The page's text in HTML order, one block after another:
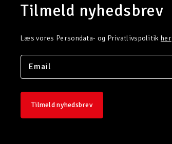
Tilmeld nyhedsbrev
Læs vores Persondata- og Privatlivspolitik her
Tilmeld nyhedsbrev